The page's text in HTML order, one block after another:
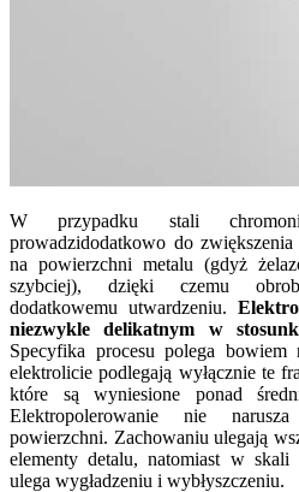
W przypadku stali
prowadzidodatkowo do
na powierzchni metalu (gdyż
szybciej), dzięki czemu
dodatkowemu utwardzeniu.
niezwykle delikatnym w
Specyfika procesu polega
elektrolicie podlegają wyłącznie te
które są wyniesione ponad
Elektropolerowanie nie
powierzchni. Zachowaniu ulegają
elementy detalu, natomiast w skali
ulega wygładzeniu i wybłyszczeniu.